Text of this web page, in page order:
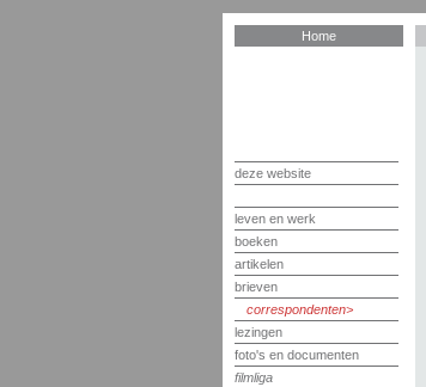
Home
deze website
leven en werk
boeken
artikelen
brieven
correspondenten
lezingen
foto's en documenten
filmliga